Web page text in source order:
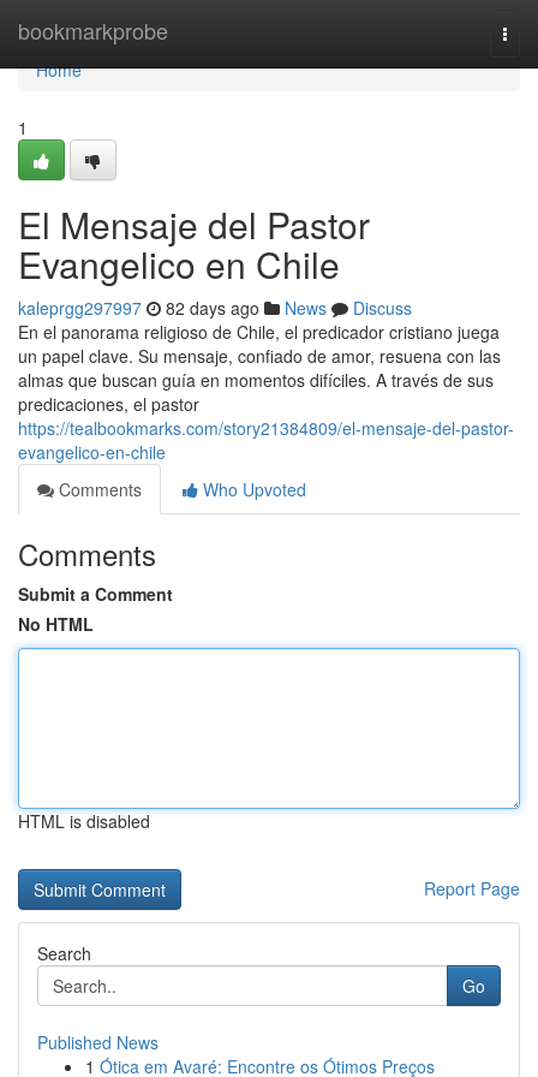
bookmarkprobe
Home
Home
1
El Mensaje del Pastor
Evangelico en Chile
kaleprgg297997 82 days ago News
Discuss
En el panorama religioso de Chile, el predicador cristiano juega
un papel clave. Su mensaje, confiado de amor, resuena con las
almas que buscan guía en momentos difíciles. A través de sus
predicaciones, el pastor
https://tealbookmarks.com/story21384809/el-mensaje-del-pastor-
evangelico-en-chile
Comments
Who Upvoted
Comments
Submit a Comment
No HTML
HTML is disabled
Report Page
Search
Go
Published News
1 Ótica em Avaré: Encontre os Ótimos Preços